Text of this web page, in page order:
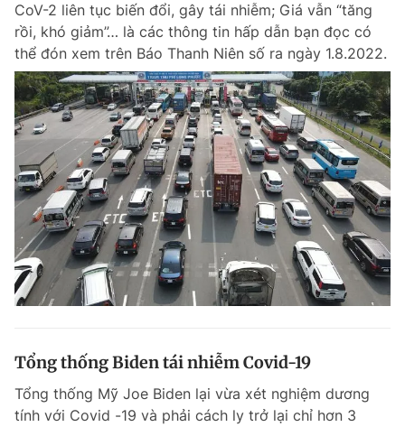
CoV-2 liên tục biến đổi, gây tái nhiễm; Giá vẫn “tăng
rồi, khó giảm”… là các thông tin hấp dẫn bạn đọc có
thể đón xem trên Báo Thanh Niên số ra ngày 1.8.2022.
Tổng thống Biden tái nhiễm Covid-19
Tổng thống Mỹ Joe Biden lại vừa xét nghiệm dương
tính với Covid -19 và phải cách ly trở lại chỉ hơn 3